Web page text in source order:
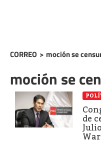
CORREO > moción se
moción se
de